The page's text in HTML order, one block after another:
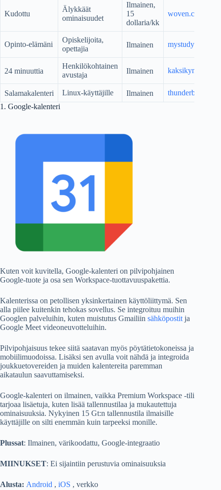
Kudottu
Älykkäät
ominaisuudet
Ilmainen,
15
dollaria/kk
woven.com
Opinto-elämäni
Opiskelijoita,
opettajia
Ilmainen mystudylife.com
24 minuuttia
Henkilökohtainen
avustaja
Ilmainen
Salamakalenteri Linux-käyttäjille Ilmainen
thunderbird.net
1. Google-kalenteri
Kuten voit kuvitella, Google-kalenteri on pilvipohjainen
Google-tuote ja osa sen Workspace-tuottavuuspakettia.
Kalenterissa on petollisen yksinkertainen käyttöliittymä. Sen
alla piilee kuitenkin tehokas sovellus. Se integroituu muihin
Googlen palveluihin, kuten muistutus Gmailiin sähköpostit ja
Google Meet videoneuvotteluihin.
Pilvipohjaisuus tekee siitä saatavan myös pöytätietokoneissa ja
mobiilimuodoissa. Lisäksi sen avulla voit nähdä ja integroida
joukkuetovereiden ja muiden kalentereita paremman
aikataulun saavuttamiseksi.
Google-kalenteri on ilmainen, vaikka Premium Workspace -tili
tarjoaa lisäetuja, kuten lisää tallennustilaa ja mukautettuja
ominaisuuksia. Nykyinen 15 Gt:n tallennustila ilmaisille
käyttäjille on silti enemmän kuin tarpeeksi monille.
Plussat: Ilmainen, värikoodattu, Google-integraatio
MIINUKSET: Ei sijaintiin perustuvia ominaisuuksia
Alusta: Android , iOS , verkko